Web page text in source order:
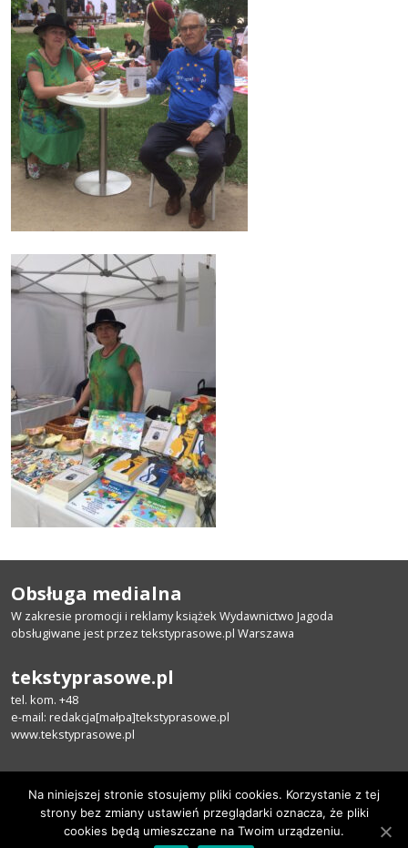
Obsługa medialna
W zakresie promocji i reklamy książek Wydawnictwo Jagoda
obsługiwane jest przez tekstyprasowe.pl Warszawa
tekstyprasowe.pl
tel. kom. +48
e-mail: redakcja[małpa]tekstyprasowe.pl
www.tekstyprasowe.pl
Polityka prywatności
Na niniejszej stronie stosujemy pliki cookies. Korzystanie z tej
strony bez zmiany ustawień przeglądarki oznacza, że pliki
cookies będą umieszczane na Twoim urządzeniu.